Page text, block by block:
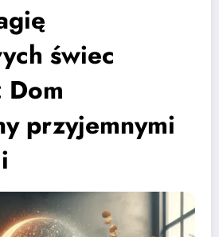
świec
przyjemnymi